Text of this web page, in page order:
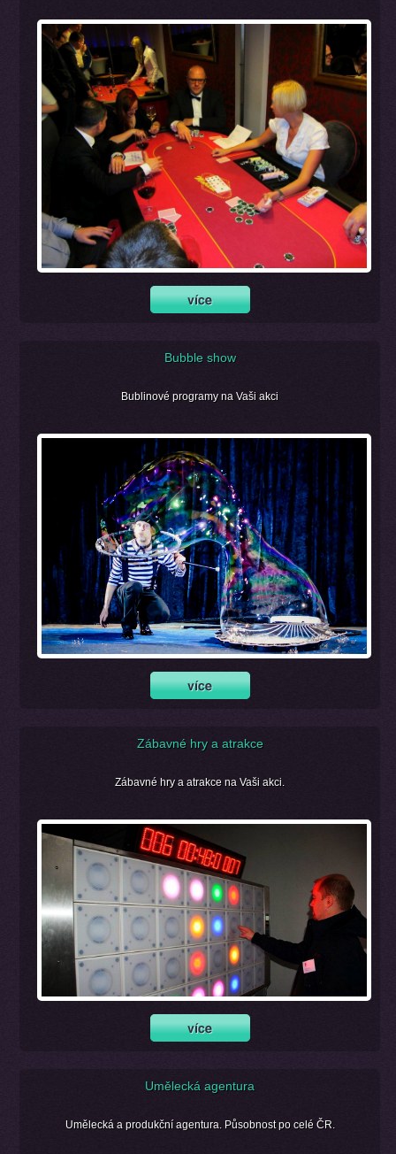
Bubble show
Bublinové programy na Vaši akci
Zábavné hry a atrakce
Zábavné hry a atrakce na Vaši akci.
Umělecká agentura
Umělecká a produkční agentura. Působnost po celé ČR.